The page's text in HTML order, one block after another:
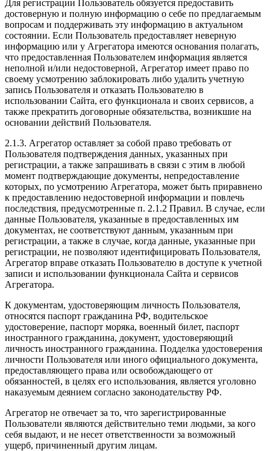
Для регистрации Пользователь обязуется предоставить
достоверную и полную информацию о себе по предлагаемым
вопросам и поддерживать эту информацию в актуальном
состоянии. Если Пользователь предоставляет неверную
информацию или у Агрегатора имеются основания полагать,
что предоставленная Пользователем информация является
неполной и/или недостоверной, Агрегатор имеет право по
своему усмотрению заблокировать либо удалить учетную
запись Пользователя и отказать Пользователю в
использовании Сайта, его функционала и своих сервисов, а
также прекратить договорные обязательства, возникшие на
основании действий Пользователя.
2.1.3. Агрегатор оставляет за собой право требовать от
Пользователя подтверждения данных, указанных при
регистрации, а также запрашивать в связи с этим в любой
момент подтверждающие документы, непредоставление
которых, по усмотрению Агрегатора, может быть приравнено
к предоставлению недостоверной информации и повлечь
последствия, предусмотренные п. 2.1.2 Правил. В случае, если
данные Пользователя, указанные в предоставленных им
документах, не соответствуют данным, указанным при
регистрации, а также в случае, когда данные, указанные при
регистрации, не позволяют идентифицировать Пользователя,
Агрегатор вправе отказать Пользователю в доступе к учетной
записи и использовании функционала Сайта и сервисов
Агрегатора.
К документам, удостоверяющим личность Пользователя,
относятся паспорт гражданина РФ, водительское
удостоверение, паспорт моряка, военный билет, паспорт
иностранного гражданина, документ, удостоверяющий
личность иностранного гражданина. Подделка удостоверения
личности Пользователя или иного официального документа,
предоставляющего права или освобождающего от
обязанностей, в целях его использования, является уголовно
наказуемым деянием согласно законодательству РФ.
Агрегатор не отвечает за то, что зарегистрированные
Пользователи являются действительно теми людьми, за кого
себя выдают, и не несет ответственности за возможный
ущерб, причиненный другим лицам.